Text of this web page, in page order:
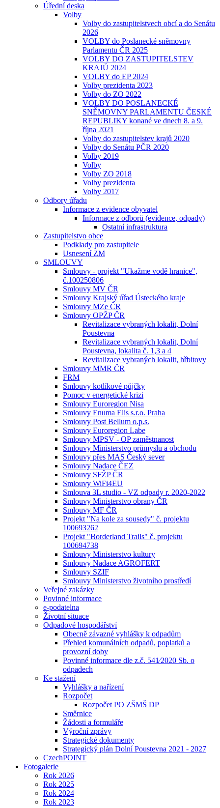
Úřední deska
Volby
Volby do zastupitelstvech obcí a do Senátu
2026
VOLBY do Poslanecké sněmovny
Parlamentu ČR 2025
VOLBY DO ZASTUPITELSTEV
KRAJŮ 2024
VOLBY do EP 2024
Volby prezidenta 2023
Volby do ZO 2022
VOLBY DO POSLANECKÉ
SNĚMOVNY PARLAMENTU ČESKÉ
REPUBLIKY konané ve dnech 8. a 9.
října 2021
Volby do zastupitelstev krajů 2020
Volby do Senátu PČR 2020
Volby 2019
Volby
Volby ZO 2018
Volby prezidenta
Volby 2017
Odbory úřadu
Informace z evidence obyvatel
Informace z odborů (evidence, odpady)
Ostatní infrastruktura
Zastupitelstvo obce
Podklady pro zastupitele
Usnesení ZM
SMLOUVY
Smlouvy - projekt "Ukažme vodě hranice",
č.100250806
Smlouvy MV ČR
Smlouvy Krajský úřad Ústeckého kraje
Smlouvy MZe ČR
Smlouvy OPŽP ČR
Revitalizace vybraných lokalit, Dolní
Poustevna
Revitalizace vybraných lokalit, Dolní
Poustevna, lokalita č. 1,3 a 4
Revitalizace vybraných lokalit, hřbitovy
Smlouvy MMR ČR
FRM
Smlouvy kotlíkové půjčky
Pomoc v energetické krizi
Smlouvy Euroregion Nisa
Smlouvy Enuma Elis s.r.o. Praha
Smlouvy Post Bellum o.p.s.
Smlouvy Euroregion Labe
Smlouvy MPSV - OP zaměstnanost
Smlouvy Ministerstvo průmyslu a obchodu
Smlouvy přes MAS Český sever
Smlouvy Nadace ČEZ
Smlouvy SFŽP ČR
Smlouvy WiFi4EU
Smlouva 3L studio - VZ odpady r. 2020-2022
Smlouvy Ministerstvo obrany ČR
Smlouvy MF ČR
Projekt "Na kole za sousedy" č. projektu
100693262
Projekt "Borderland Trails" č. projektu
100694738
Smlouvy Ministerstvo kultury
Smlouvy Nadace AGROFERT
Smlouvy SZIF
Smlouvy Ministerstvo životního prostředí
Veřejné zakázky
Povinné informace
e-podatelna
Životní situace
Odpadové hospodářství
Obecně závazné vyhlášky k odpadům
Přehled komunálních odpadů, poplatků a
provozní doby
Povinné informace dle z.č. 541⁄2020 Sb. o
odpadech
Ke stažení
Vyhlášky a nařízení
Rozpočet
Rozpočet PO ZŠMŠ DP
Směrnice
Žádosti a formuláře
Výroční zprávy
Strategické dokumenty
Strategický plán Dolní Poustevna 2021 - 2027
CzechPOINT
Fotogalerie
Rok 2026
Rok 2025
Rok 2024
Rok 2023